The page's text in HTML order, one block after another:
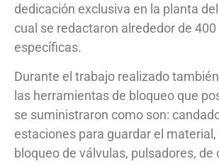
dedicación exclusiva en la planta
cual se redactaron alrededor de
específicas.
Durante el trabajo realizado
las herramientas de bloqueo que
se suministraron como son:
estaciones para guardar el
bloqueo de válvulas, pulsadores, de